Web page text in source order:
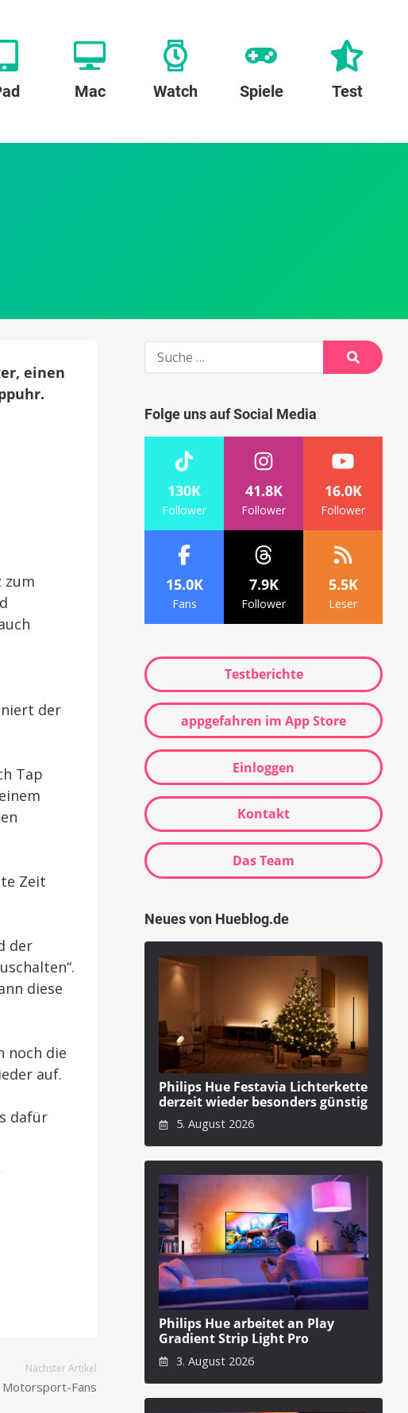
Mac Watch Spiele Test
einen
zum
der
Tap
Zeit
der
diese
noch die
auf.
dafür
Nächster Artikel
Fans
Suche
Suche
Folge uns auf Social Media
130K
Follower
41.8K
Follower
16.0K
Follower
15.0K
Fans
7.9K
Follower
5.5K
Leser
Testberichte
appgefahren im App Store
Einloggen
Kontakt
Das Team
Neues von Hueblog.de
Philips Hue Festavia Lichterkette
derzeit wieder besonders günstig
5. August 2026
Philips Hue arbeitet an Play
Gradient Strip Light Pro
3. August 2026